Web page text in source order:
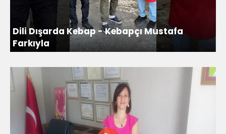
Dili Dışarda Kebap - Kebapçı Mustafa
Farkıyla